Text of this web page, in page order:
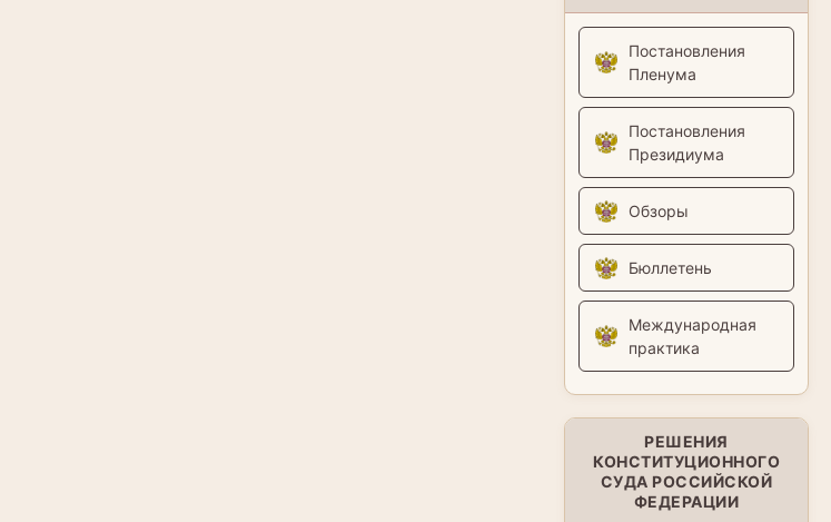
Постановления
Пленума
Постановления
Президиума
Обзоры
Бюллетень
Международная
практика
РЕШЕНИЯ
КОНСТИТУЦИОННОГО
СУДА РОССИЙСКОЙ
ФЕДЕРАЦИИ